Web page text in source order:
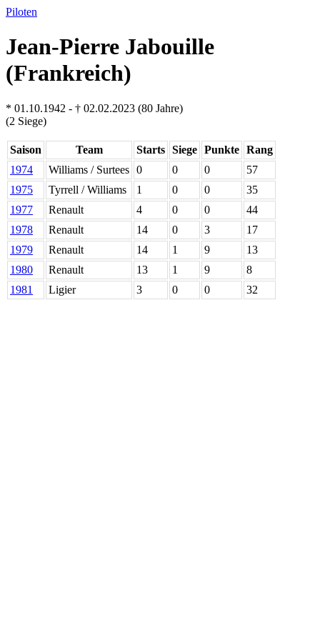
Piloten
Jean-Pierre Jabouille
(Frankreich)
* 01.10.1942 - † 02.02.2023 (80 Jahre)
(2 Siege)
Saison Team Starts Siege Punkte Rang
1974
Williams / Surtees 0 0 0
57
1975
Tyrrell / Williams 1 0 0
35
1977
Renault 4 0 0
44
1978
Renault 14 0 3
17
1979
Renault 14 1 9
13
1980
Renault 13 1 9
8
1981
Ligier 3 0 0 32